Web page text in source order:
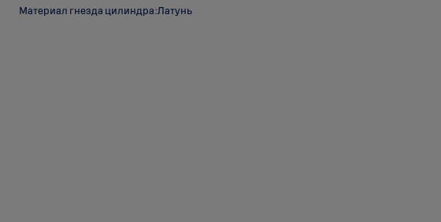
Материал гнезда цилиндра:Латунь